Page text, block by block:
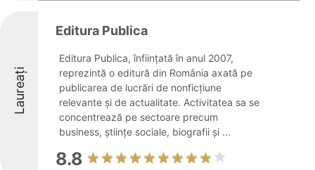
Laureați
Editura Publica
Editura Publica, înființată în anul 2007,
reprezintă o editură din România axată pe
publicarea de lucrări de nonficțiune
relevante și de actualitate. Activitatea sa se
concentrează pe sectoare precum
business, științe sociale, biografii și ...
8.8